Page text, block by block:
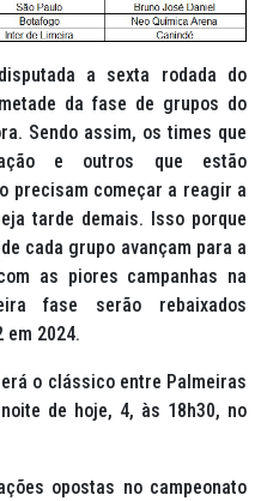
a sexta rodada do
da fase de grupos do
Sendo assim, os times que
e outros que estão
precisam começar a reagir a
tarde demais. Isso porque
cada grupo avançam para a
as piores campanhas na
fase serão rebaixados
em 2024.
o clássico entre Palmeiras
de hoje, 4, às 18h30, no
opostas no campeonato